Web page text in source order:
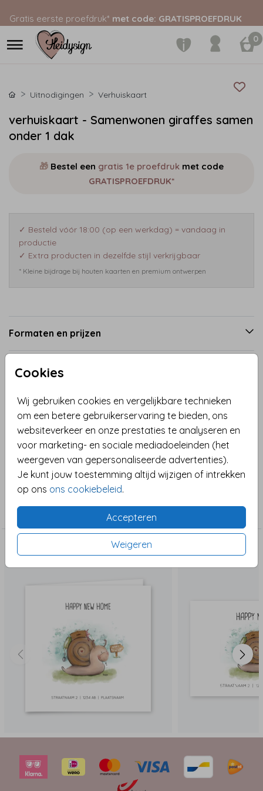
Gratis eerste proefdruk* met code: GRATISPROEFDRUK
0
Cookies
Wij gebruiken cookies en vergelijkbare technieken
om een betere gebruikerservaring te bieden, ons
websiteverkeer en onze prestaties te analyseren en
voor marketing- en sociale mediadoeleinden (het
weergeven van gepersonaliseerde advertenties).
Je kunt jouw toestemming altijd wijzigen of intrekken
op ons ons cookiebeleid.
Accepteren
Weigeren
Uitnodigingen Verhuiskaart
verhuiskaart - Samenwonen giraffes samen
onder 1 dak
🎁 Bestel een gratis 1e proefdruk met code
GRATISPROEFDRUK*
✓ Besteld vóór 18:00 (op een werkdag) = vandaag in
productie
✓ Extra producten in dezelfde stijl verkrijgbaar
* Kleine bijdrage bij houten kaarten en premium ontwerpen
Formaten en prijzen
Omschrijving
Verhuiskaart - adreswijziging. Grappige kaart met
een illustratie van 2 girafjes met hun kop uit een dak.
Samen onder één dak.
Collectie
Verhuiskaart
Dit vind je misschien ook leuk